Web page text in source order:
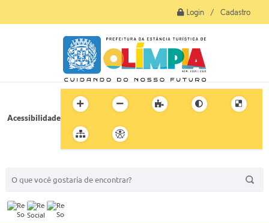
Login / Cadastro
Acessibilidade